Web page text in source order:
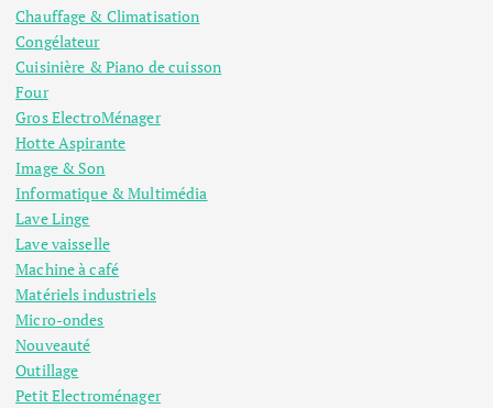
Chauffage & Climatisation
Congélateur
Cuisinière & Piano de cuisson
Four
Gros ElectroMénager
Hotte Aspirante
Image & Son
Informatique & Multimédia
Lave Linge
Lave vaisselle
Machine à café
Matériels industriels
Micro-ondes
Nouveauté
Outillage
Petit Electroménager